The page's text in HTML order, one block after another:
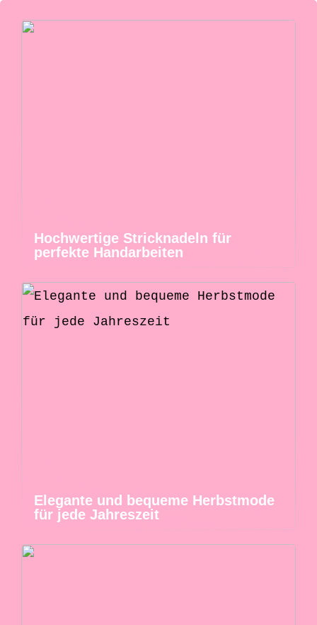
Hochwertige Stricknadeln für
perfekte Handarbeiten
Elegante und bequeme Herbstmode
für jede Jahreszeit